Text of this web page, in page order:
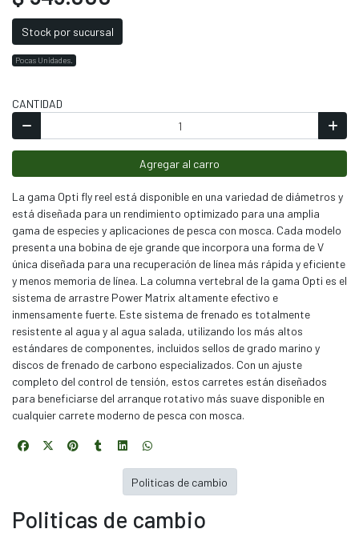
Stock por sucursal
Pocas Unidades.
CANTIDAD
Agregar al carro
La gama Opti fly reel está disponible en una variedad de diámetros y
está diseñada para un rendimiento optimizado para una amplia
gama de especies y aplicaciones de pesca con mosca. Cada modelo
presenta una bobina de eje grande que incorpora una forma de V
única diseñada para una recuperación de línea más rápida y eficiente
y menos memoria de línea. La columna vertebral de la gama Opti es el
sistema de arrastre Power Matrix altamente efectivo e
inmensamente fuerte. Este sistema de frenado es totalmente
resistente al agua y al agua salada, utilizando los más altos
estándares de componentes, incluidos sellos de grado marino y
discos de frenado de carbono especializados. Con un ajuste
completo del control de tensión, estos carretes están diseñados
para beneficiarse del arranque rotativo más suave disponible en
cualquier carrete moderno de pesca con mosca.
Politicas de cambio
Politicas de cambio